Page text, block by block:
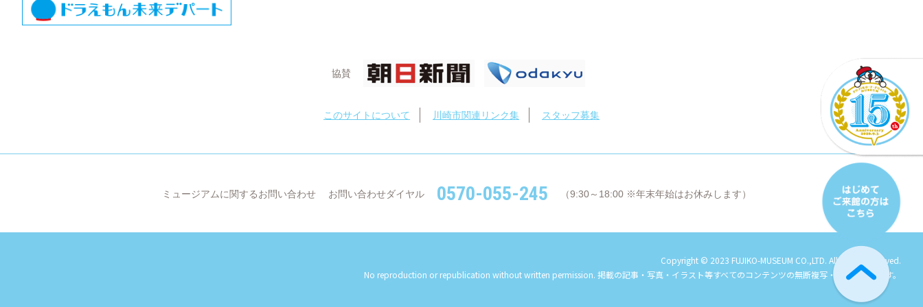
協賛
このサイトについて 川崎市関連リンク集 スタッフ募集
ミュージアムに関するお問い合わせ お問い合わせダイヤル 0570-055-245 （9:30～18:00 ※年末年始はお休みします）
Copyright © 2023 FUJIKO-MUSEUM CO.,LTD. All Rights Reserved.
No reproduction or republication without written permission. 掲載の記事・写真・イラスト等すべてのコンテンツの無断複写・転載を禁じます。